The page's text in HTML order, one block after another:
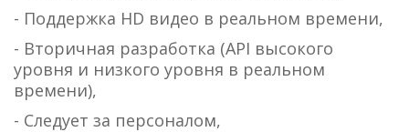
- Поддержка HD видео в реальном времени,
- Вторичная разработка (API высокого
уровня и низкого уровня в реальном
времени),
- Следует за персоналом,